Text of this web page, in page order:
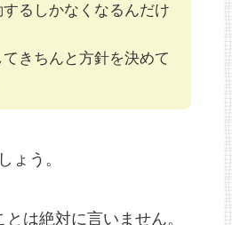
するしかなくなるんだけ
きちんと方針を決めて
ょう。
は絶対に言いません。